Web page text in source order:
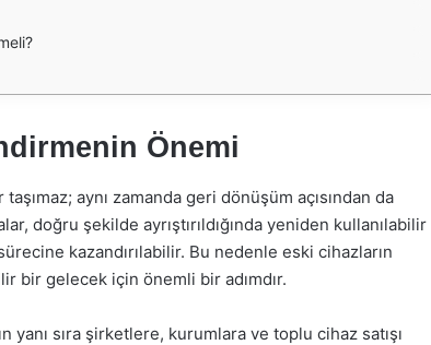
Önemi
aynı zamanda geri dönüşüm açısından da
doğru şekilde ayrıştırıldığında yeniden kullanılabilir
kazandırılabilir. Bu nedenle eski cihazların
bir gelecek için önemli bir adımdır.
yanı sıra şirketlere, kurumlara ve toplu cihaz satışı